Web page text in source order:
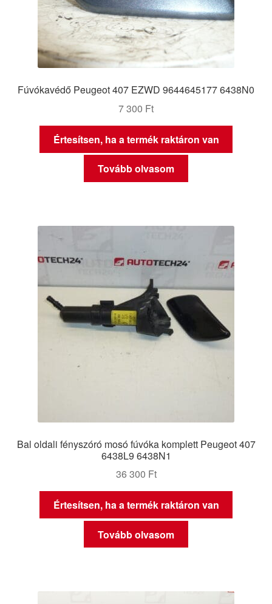
Fúvókavédő Peugeot 407 EZWD 9644645177 6438N0
7 300 Ft
Értesítsen, ha a termék raktáron van
Tovább olvasom
Bal oldali fényszóró mosó fúvóka komplett Peugeot 407
6438L9 6438N1
36 300 Ft
Értesítsen, ha a termék raktáron van
Tovább olvasom